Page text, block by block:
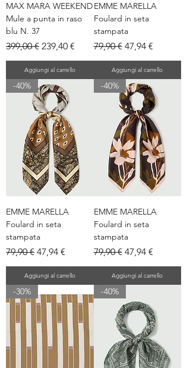
MAX MARA WEEKEND
Mule a punta in raso
blu N. 37
Prezzo regolare
399,00 € Prezzo scontato
239,40 €
Aggiungi al carrello
EMME MARELLA
Foulard in seta
stampata
Prezzo regolare
79,90 € Prezzo scontato
47,94 €
Aggiungi al carrello
-40%
EMME MARELLA
Foulard in seta
stampata
Prezzo regolare
79,90 € Prezzo scontato
47,94 €
Aggiungi al carrello
-40%
EMME MARELLA
Foulard in seta
stampata
Prezzo regolare
79,90 € Prezzo scontato
47,94 €
Aggiungi al carrello
-30% -40%